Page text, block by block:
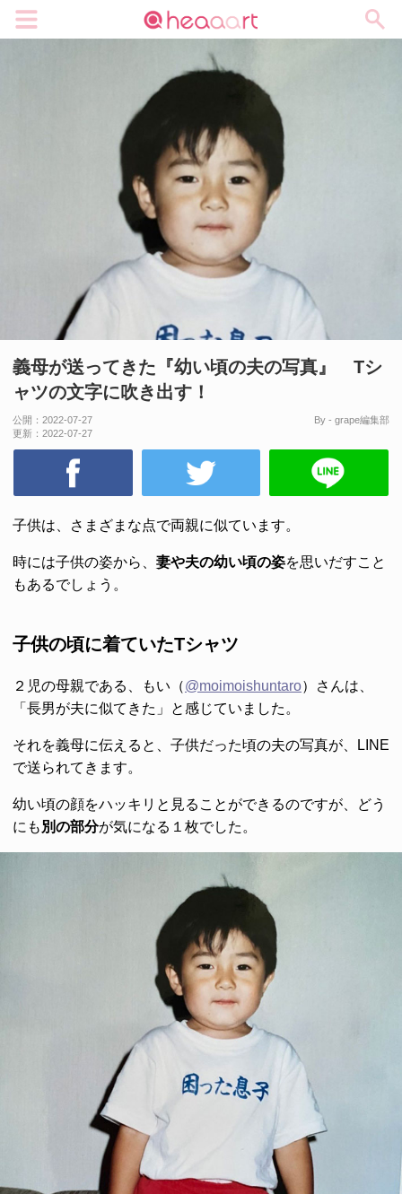
義母が送ってきた『幼い頃の夫の写真』 Tシ
ャツの文字に吹き出す！
公開： 2022-07-27
更新： 2022-07-27
By - grape編集部
子供は、さまざまな点で両親に似ています。
時には子供の姿から、 妻や夫の幼い頃の姿を思いだすこと
もあるでしょう。
子供の頃に着ていたTシャツ
２児の母親である、もい（@moimoishuntaro）さんは、
「長男が夫に似てきた」と感じていました。
それを義母に伝えると、子供だった頃の夫の写真が、LINE
で送られてきます。
幼い頃の顔をハッキリと見ることができるのですが、どう
にも 別の部分が気になる１枚でした。